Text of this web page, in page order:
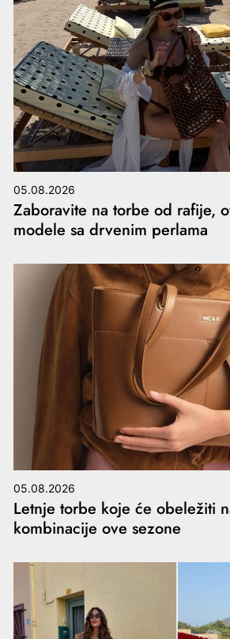
05.08.2026
Zaboravite na torbe od rafije,
modele sa drvenim perlama
05.08.2026
Letnje torbe koje će obeležiti
kombinacije ove sezone